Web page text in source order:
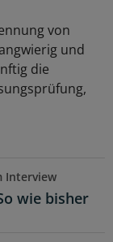
von
und
die
Interview
wie bisher